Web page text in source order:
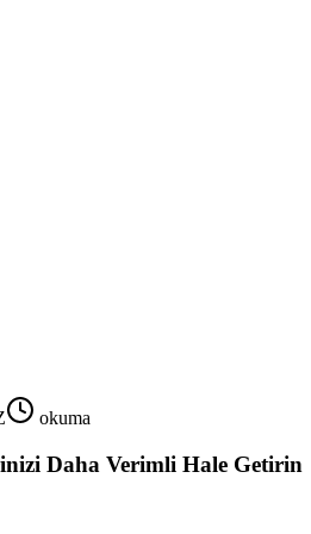
okuma
Daha Verimli Hale Getirin